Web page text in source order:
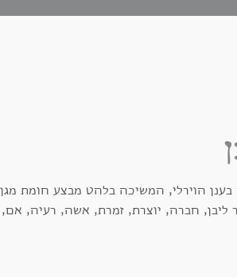
חברה, יוצרת, זמרת, אשה, רעיה, אם,